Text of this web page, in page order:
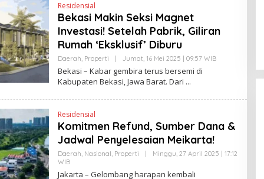
E
L
Residensial
Bekasi Makin Seksi Magnet
Investasi! Setelah Pabrik, Giliran
Rumah ‘Eksklusif’ Diburu
Daerah, Properti Jumat, 16 Mei 2025 | 09:57 WIBO
E
R
E
W
Bekasi – Kabar gembira terus bersemi di
Kabupaten Bekasi, Jawa Barat. Dari
Residensial
Komitmen Refund, Sumber Dana &
Jadwal Penyelesaian Meikarta!
Daerah, Nasional, Properti
Minggu, 27 April 2025 | 17:12
WIBO
Jakarta – Gelombang harapan kembali